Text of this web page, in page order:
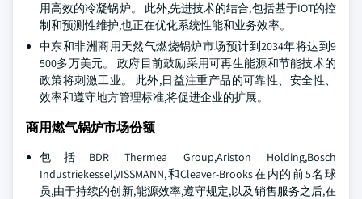
用高效的冷凝锅炉。 此外,先进技术的结合,包括基于IOT的控
制和预测性维护,也正在优化系统性能和业务效率。
中东和非洲商用天然气燃烧锅炉市场预计到2034年将达到9
500多万美元。 政府目前鼓励采用可再生能源和节能技术的
政策将刺激工业。 此外,日益注重产品的可靠性、安全性、
效率和遵守地方管理标准,将促进企业的扩展。
商用燃气锅炉市场份额
包括BDR Thermea Group,Ariston Holding,Bosch
Industriekessel,VISSMANN,和Cleaver-Brooks在内的前5名球
员,由于持续的创新,能源效率,遵守规定,以及销售服务之后,在